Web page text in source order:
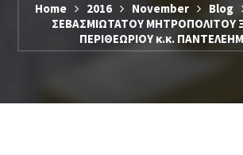
Home 2016 November Blog
ΣΕΒΑΣΜΙΩΤΑΤΟΥ ΜΗΤΡΟΠΟΛΙΤΟΥ
ΠΕΡΙΘΕΩΡΙΟΥ κ.κ.